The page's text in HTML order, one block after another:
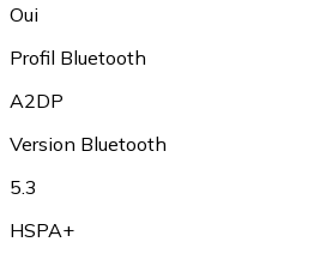
Oui
Profil Bluetooth
A2DP
Version Bluetooth
5.3
HSPA+